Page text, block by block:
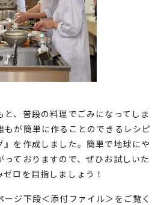
、普段の料理でごみになってしま
もが簡単に作ることのできるレシピ
』を作成しました。簡単で地球にや
っておりますので、ぜひお試しいた
ロを目指しましょう！
ージ下段＜添付ファイル＞をご覧く